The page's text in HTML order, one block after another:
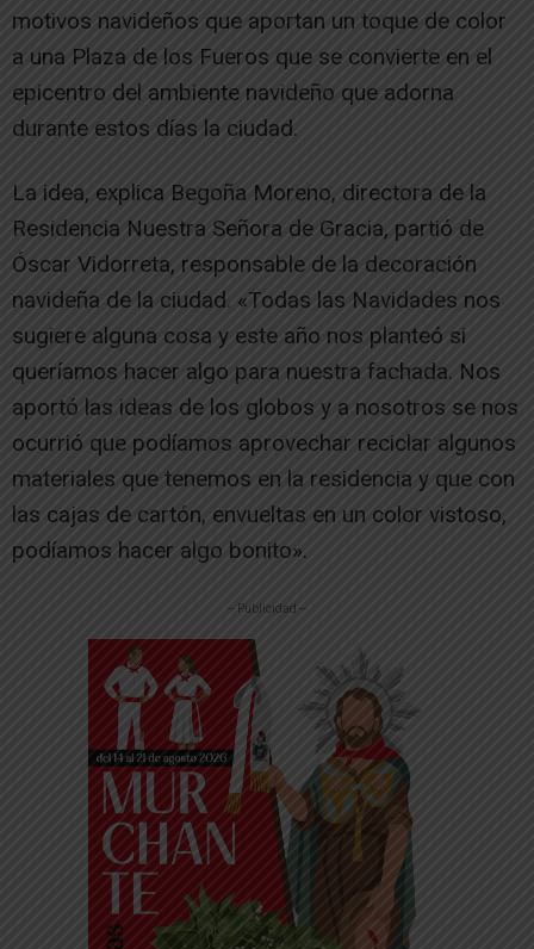
motivos navideños que aportan un toque de color
a una Plaza de los Fueros que se convierte en el
epicentro del ambiente navideño que adorna
durante estos días la ciudad.
La idea, explica Begoña Moreno, directora de la
Residencia Nuestra Señora de Gracia, partió de
Óscar Vidorreta, responsable de la decoración
navideña de la ciudad. «Todas las Navidades nos
sugiere alguna cosa y este año nos planteó si
queríamos hacer algo para nuestra fachada. Nos
aportó las ideas de los globos y a nosotros se nos
ocurrió que podíamos aprovechar reciclar algunos
materiales que tenemos en la residencia y que con
las cajas de cartón, envueltas en un color vistoso,
podíamos hacer algo bonito».
-- Publicidad --